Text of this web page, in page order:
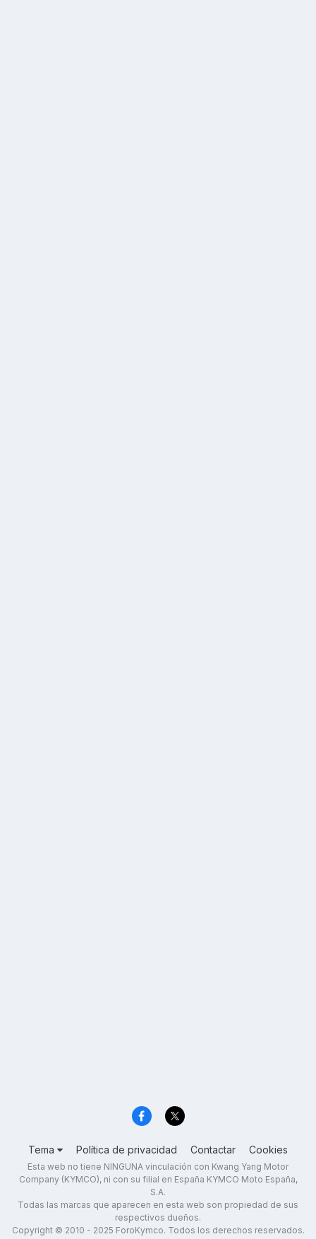
Tema Política de privacidad Contactar Cookies
Esta web no tiene NINGUNA vinculación con Kwang Yang Motor
Company (KYMCO), ni con su filial en España KYMCO Moto España,
S.A.
Todas las marcas que aparecen en esta web son propiedad de sus
respectivos dueños.
Copyright © 2010 - 2025 ForoKymco. Todos los derechos reservados.